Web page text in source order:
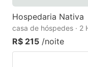
Hospedaria Nativa
casa de hóspedes · 2
R$ 215 /noite